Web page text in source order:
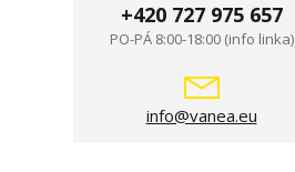
+420 727 975 657
PO-PÁ 8:00-18:00 (info linka)
info@vanea.eu